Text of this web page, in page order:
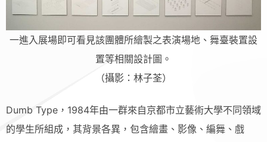
一進入展場即可看見該團體所繪製之表演場地、舞臺裝置設
置等相關設計圖。
（攝影：林子荃）
Dumb Type，1984年由一群來自京都市立藝術大學不同領域
的學生所組成，其背景各異，包含繪畫、影像、編舞、戲